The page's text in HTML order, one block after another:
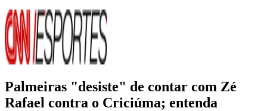
Palmeiras "desiste" de contar com Zé
Rafael contra o Criciúma; entenda